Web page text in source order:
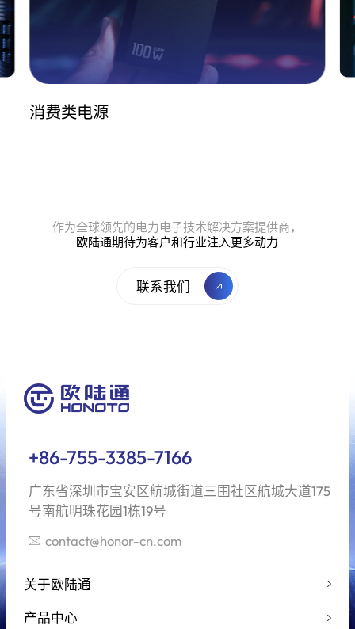
消费类电源
作为全球领先的电力电子技术解决方案提供商，
欧陆通期待为客户和行业注入更多动力
联系我们
+86-755-3385-7166
广东省深圳市宝安区航城街道三围社区航城大道175
号南航明珠花园1栋19号
contact@honor-cn.com
关于欧陆通
产品中心